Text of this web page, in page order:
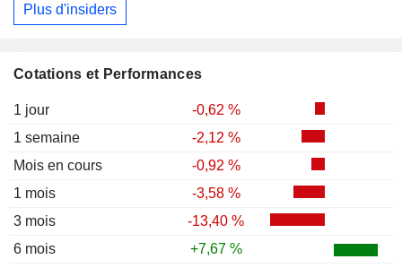
Cotations et Performances
1 jour
-0,62 %
1 semaine
-2,12 %
Mois en cours
-0,92 %
1 mois
-3,58 %
3 mois
-13,40 %
6 mois
+7,67 %
Plus d'insiders